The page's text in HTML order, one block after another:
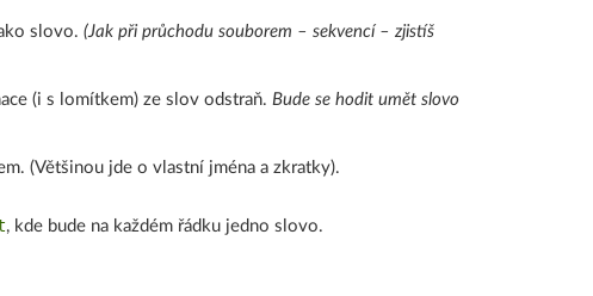
slovo. (Jak při průchodu souborem – sekvencí – zjistíš
(i s lomítkem) ze slov odstraň. Bude se hodit umět slovo
(Většinou jde o vlastní jména a zkratky).
, kde bude na každém řádku jedno slovo.